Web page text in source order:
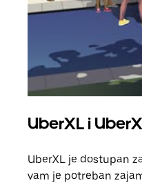
UberXL i
UberXL je dostupan
vam je potreban